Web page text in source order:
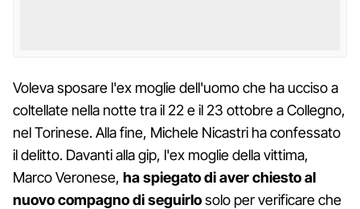
Voleva sposare l'ex moglie dell'uomo che ha ucciso a
coltellate nella notte tra il 22 e il 23 ottobre a Collegno,
nel Torinese. Alla fine, Michele Nicastri ha confessato
il delitto. Davanti alla gip, l'ex moglie della vittima,
Marco Veronese, ha spiegato di aver chiesto al
nuovo compagno di seguirlosolo per verificare che